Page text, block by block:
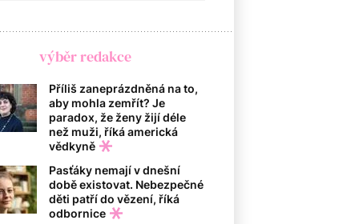
výběr redakce
Příliš zaneprázdněná na to,
aby mohla zemřít? Je
paradox, že ženy žijí déle
než muži, říká americká
vědkyně
Pasťáky nemají v dnešní
době existovat. Nebezpečné
děti patří do vězení, říká
odbornice